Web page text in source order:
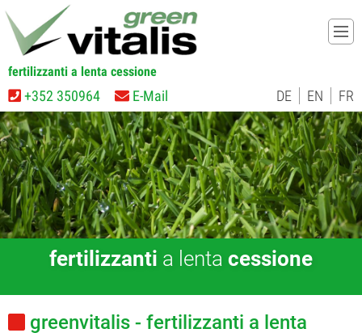
greenvitalis - fertilizzanti a lenta
fertilizzanti a lenta cessione
+352 350964 E-Mail DE EN FR
fertilizzanti a lenta cessione